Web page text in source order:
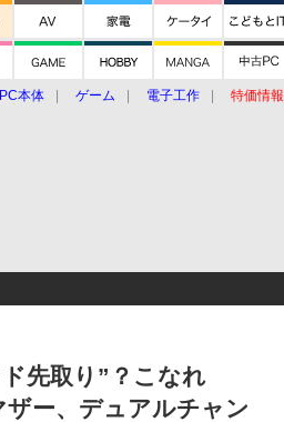
PC本体 ゲーム 電子工作 特価情報
先取り”？こなれ
ー、デュアルチャン